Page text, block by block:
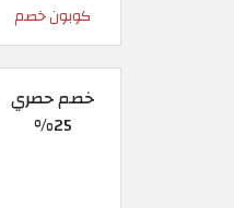
كوبون خصم
خصم حصري
25%